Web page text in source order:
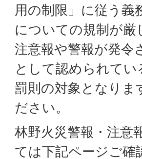
用の制限」に従う義
についての規制が
注意報や警報が発令
として認められて
罰則の対象となりま
ださい。
林野火災警報・注意
ては下記ページご確